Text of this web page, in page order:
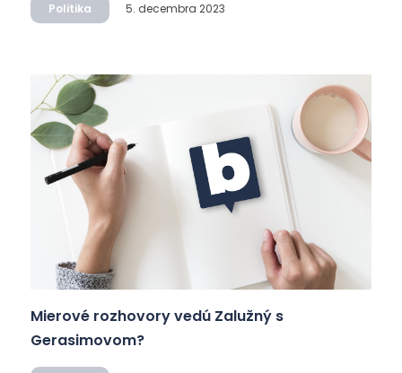
Politika 5. decembra 2023
Mierové rozhovory vedú Zalužný s
Gerasimovom?